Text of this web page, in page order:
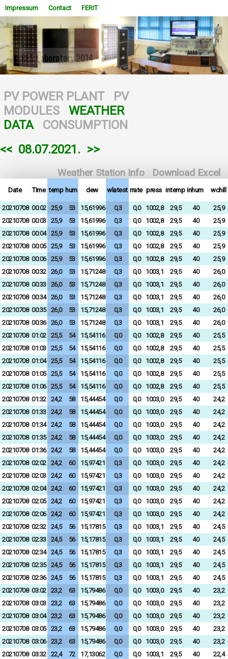
Impressum Contact FERIT
WOWSlider.com
Testing different technologies of photovoltaic modules
PV POWER PLANT
PV
MODULES
WEATHER
DATA
CONSUMPTION
<< 08.07.2021. >>
Download Excel
Weather Station Info
Date Time temp hum dew wlatest rrate press intemp inhum wchill
20210708 00:02 25,9 53 15,61996 0,3 0,0 1002,8 29,5 40
25,9
20210708 00:03 25,9 53 15,61996 0,3 0,0 1002,8 29,5 40
25,9
20210708 00:04 25,9 53 15,61996 0,3 0,0 1002,8 29,5 40
25,9
20210708 00:05 25,9 53 15,61996 0,3 0,0 1002,8 29,5 40
25,9
20210708 00:06 25,9 53 15,61996 0,3 0,0 1002,8 29,5 40
25,9
20210708 00:32 26,0 53 15,71248 0,3 0,0 1003,1 29,5 40
26,0
20210708 00:33 26,0 53 15,71248 0,3 0,0 1003,1 29,5 40
26,0
20210708 00:34 26,0 53 15,71248 0,3 0,0 1003,1 29,5 40
26,0
20210708 00:35 26,0 53 15,71248 0,3 0,0 1003,1 29,5 40
26,0
20210708 00:36 26,0 53 15,71248 0,3 0,0 1003,1 29,5 40
26,0
20210708 01:02 25,5 54 15,54116 0,0 0,0 1002,8 29,5 40
25,5
20210708 01:03 25,5 54 15,54116 0,0 0,0 1002,8 29,5 40
25,5
20210708 01:04 25,5 54 15,54116 0,0 0,0 1002,8 29,5 40
25,5
20210708 01:05 25,5 54 15,54116 0,0 0,0 1002,8 29,5 40
25,5
20210708 01:06 25,5 54 15,54116 0,0 0,0 1002,8 29,5 40
25,5
20210708 01:32 24,2 58 15,44454 0,0 0,0 1003,0 29,5 40
24,2
20210708 01:33 24,2 58 15,44454 0,0 0,0 1003,0 29,5 40
24,2
20210708 01:34 24,2 58 15,44454 0,0 0,0 1003,0 29,5 40
24,2
20210708 01:35 24,2 58 15,44454 0,0 0,0 1003,0 29,5 40
24,2
20210708 01:36 24,2 58 15,44454 0,0 0,0 1003,0 29,5 40
24,2
20210708 02:02 24,2 60 15,97421 0,3 0,0 1003,0 29,5 40
24,2
20210708 02:03 24,2 60 15,97421 0,3 0,0 1003,0 29,5 40
24,2
20210708 02:04 24,2 60 15,97421 0,3 0,0 1003,0 29,5 40
24,2
20210708 02:05 24,2 60 15,97421 0,3 0,0 1003,0 29,5 40
24,2
20210708 02:06 24,2 60 15,97421 0,3 0,0 1003,0 29,5 40
24,2
20210708 02:32 24,5 56 15,17815 0,3 0,0 1003,1 29,5 40
24,5
20210708 02:33 24,5 56 15,17815 0,3 0,0 1003,1 29,5 40
24,5
20210708 02:34 24,5 56 15,17815 0,3 0,0 1003,1 29,5 40
24,5
20210708 02:35 24,5 56 15,17815 0,3 0,0 1003,1 29,5 40
24,5
20210708 02:36 24,5 56 15,17815 0,3 0,0 1003,1 29,5 40
24,5
20210708 03:02 23,2 63 15,79486 0,0 0,0 1003,0 29,5 40
23,2
20210708 03:03 23,2 63 15,79486 0,0 0,0 1003,0 29,5 40
23,2
20210708 03:04 23,2 63 15,79486 0,0 0,0 1003,0 29,5 40
23,2
20210708 03:05 23,2 63 15,79486 0,0 0,0 1003,0 29,5 40
23,2
20210708 03:06 23,2 63 15,79486 0,0 0,0 1003,0 29,5 40
23,2
20210708 03:32 22,4 72 17,13062 0,0 0,0 1003,1 29,5 40
22,4